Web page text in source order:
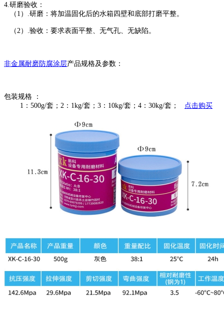
4.研磨验收：
（1）.研磨：将加温固化后的水箱四壁和底部打磨平整。
（2）.验收：要求表面平整、无气孔、无缺陷。
非金属耐磨防腐涂层产品规格及参数：
包装规格 ：
1：500g/套；2：1kg/套；3：10kg/套；4：30kg/套；
点击购买